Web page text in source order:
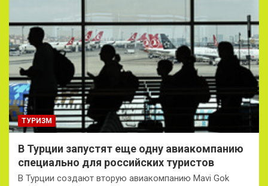
ТУРИЗМ
В Турции запустят еще одну авиакомпанию
специально для российских туристов
В Турции создают вторую авиакомпанию Mavi Gok